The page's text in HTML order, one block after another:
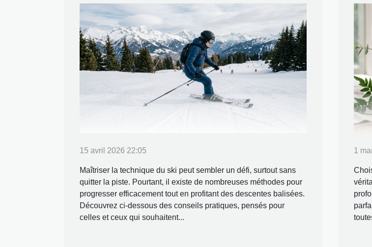
15 avril 2026 22:05
Maîtriser la technique du ski peut sembler un défi, surtout sans
quitter la piste. Pourtant, il existe de nombreuses méthodes pour
progresser efficacement tout en profitant des descentes balisées.
Découvrez ci-dessous des conseils pratiques, pensés pour
celles et ceux qui souhaitent...
1